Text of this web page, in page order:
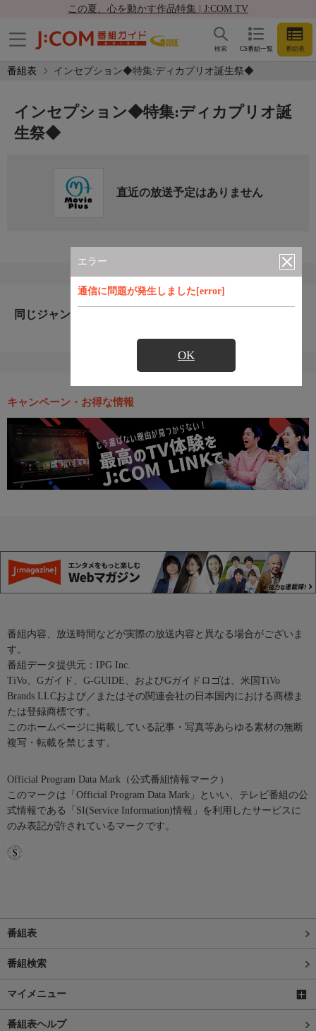
この夏、心を動かす作品特集 | J:COM TV
CS番組一覧 番組表
検索
番組表 インセプション◆特集:ディカプリオ誕生祭◆
エラー
通信に問題が発生しました[error]
OK
インセプション◆特集:ディカプリオ誕
生祭◆
直近の放送予定はありません
同じジャンルのおすすめ番組
キャンペーン・お得な情報
番組内容、放送時間などが実際の放送内容と異なる場合がございま
す。
番組データ提供元：IPG Inc.
TiVo、Gガイド、G-GUIDE、およびGガイドロゴは、米国TiVo
Brands LLCおよび／またはその関連会社の日本国内における商標ま
たは登録商標です。
このホームページに掲載している記事・写真等あらゆる素材の無断
複写・転載を禁じます。
Official Program Data Mark（公式番組情報マーク）
このマークは「Official Program Data Mark」といい、テレビ番組の公
式情報である「SI(Service Information)情報」を利用したサービスに
のみ表記が許されているマークです。
番組表
番組検索
マイメニュー
番組表ヘルプ